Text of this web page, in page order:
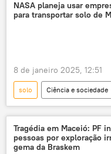
resistência
NASA planeja usar
para transportar solo de
8 de janeiro 2025, 12:51
solo Ciência e sociedade
China
Estados
Agência Espacial Europeia
Marte
Planeta
Tragédia em Maceió: PF
pessoas por exploração
gema da Braskem